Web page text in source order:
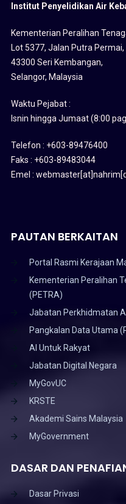
Institut Penyelidikan Air
Kementerian Peralihan
Lot 5377, Jalan Putra Permai,
43300 Seri Kembangan,
Selangor, Malaysia
Waktu Pejabat :
Isnin hingga Jumaat (8:00
Telefon : +603-89476400
Faks : +603-89483044
Emel :
PAUTAN BERKAITAN
Portal Rasmi Kerajaan
Kementerian Peralihan
(PETRA)
Jabatan Perkhidmatan
Pangkalan Data Utama
AI Untuk Rakyat
Jabatan Digital Negara
MyGovUC
KRSTE
Akademi Sains Malaysia
MyGovernment
DASAR DAN
Dasar Privasi